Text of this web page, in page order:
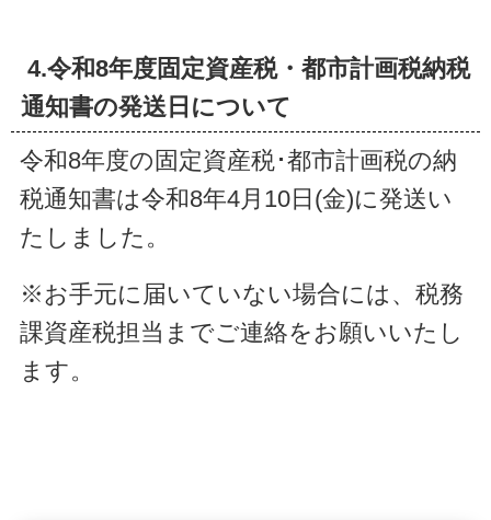
4.令和8年度固定資産税・都市計画税納税
通知書の発送日について
令和8年度の固定資産税･都市計画税の納
税通知書は令和8年4月10日(金)に発送い
たしました。
※お手元に届いていない場合には、税務
課資産税担当までご連絡をお願いいたし
ます。